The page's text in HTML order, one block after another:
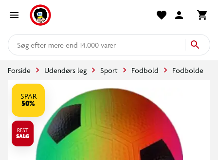
mere end 14.000 varer
Forside Udendørs leg Sport Fodbold Fodbolde
SPAR
50%
REST
SALG